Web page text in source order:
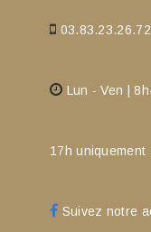
03.83.23.26.72
Lun - Ven |
17h uniquement
Suivez notre